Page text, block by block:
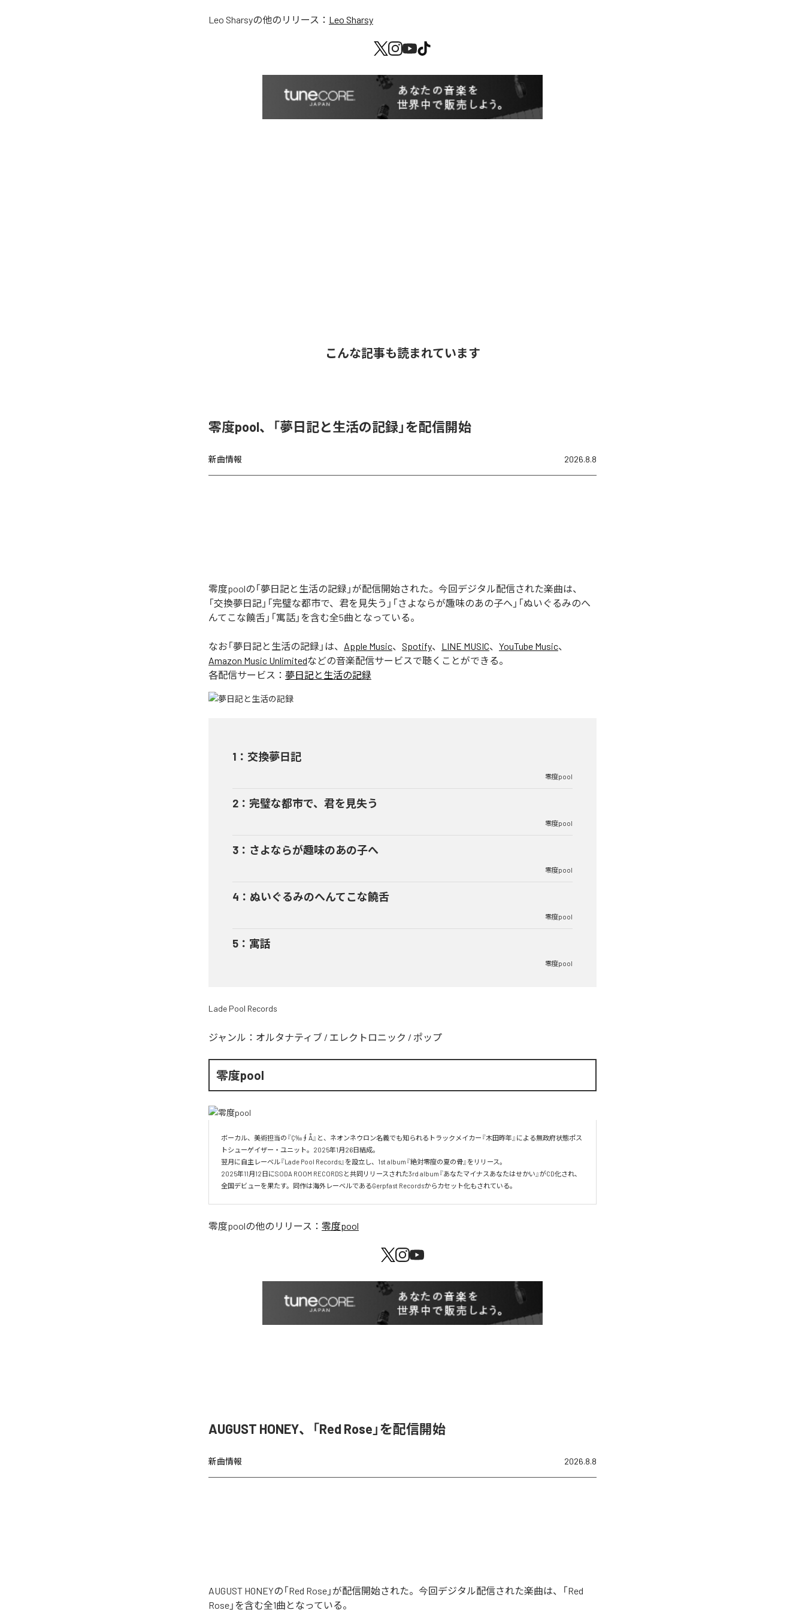
Leo Sharsyの他のリリース： Leo Sharsy
こんな記事も読まれています
零度pool、「夢日記と生活の記録」を配信開始
新曲情報 2026.8.8
零度poolの「夢日記と生活の記録」が配信開始された。今回デジタル配信された楽曲は、
「交換夢日記」「完璧な都市で、君を見失う」「さよならが趣味のあの子へ」「ぬいぐるみのへ
んてこな饒舌」「寓話」を含む全5曲となっている。
なお「夢日記と生活の記録 」は、 Apple Music、 Spotify、 LINE MUSIC、 YouTube Music、
Amazon Music Unlimitedなどの音楽配信サービスで聴くことができる。
各配信サービス： 夢日記と生活の記録
1 ： 交換夢日記
零度pool
2 ： 完璧な都市で、君を見失う
零度pool
3 ： さよならが趣味のあの子へ
零度pool
4 ： ぬいぐるみのへんてこな饒舌
零度pool
5 ： 寓話
零度pool
Lade Pool Records
ジャンル： オルタナティブ / エレクトロニック / ポップ
零度pool
ボーカル、美術担当の『Ç‰∮Å』と、ネオンネウロン名義でも知られるトラックメイカー『木田昨年』による無政府状態ポス
トシューゲイザー・ユニット。2025年1月26日結成。
翌月に自主レーベル『Lade Pool Records』を設立し、1st album『絶対零度の夏の骨』をリリース。
2025年11月12日にSODA ROOM RECORDSと共同リリースされた3rd album『あなたマイナスあなたはせかい』がCD化され、
全国デビューを果たす。同作は海外レーベルであるGerpfast Recordsからカセット化もされている。
零度poolの他のリリース： 零度pool
AUGUST HONEY、「Red Rose」を配信開始
新曲情報 2026.8.8
AUGUST HONEYの「Red Rose」が配信開始された。今回デジタル配信された楽曲は、「Red
Rose」を含む全1曲となっている。